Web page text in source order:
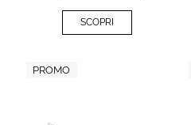
SCOPRI
PROMO